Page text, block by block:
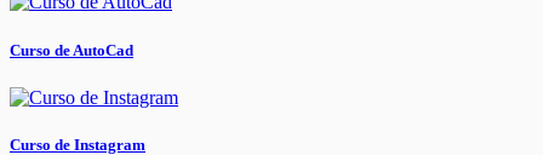
Curso de AutoCad
Curso de Instagram